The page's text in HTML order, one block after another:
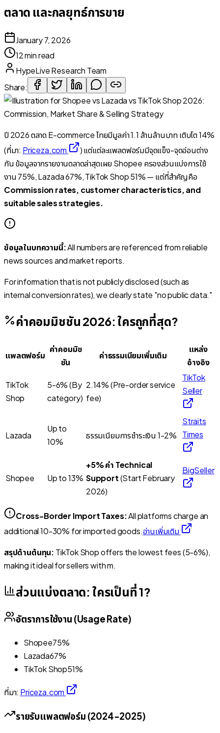
ตลาด และกลยุทธ์การขาย
January 7, 2026
12 min read
HypeLive Research Team
Share:
ปี 2026 ตลาด E-commerce ไทยมีมูลค่า 1.1 ล้านล้านบาท เติบโต 14%
(ที่มา: Priceza.com
) แต่แต่ละแพลตฟอร์มมีจุดแข็ง-จุดอ่อนต่าง
กัน ข้อมูลจากรายงานตลาดล่าสุดเผย Shopee ครองส่วนแบ่งการใช้
งาน 75%, Lazada 67%, TikTok Shop 51% — แต่ที่สำคัญคือ
Commission rates, customer characteristics, and
suitable sales strategies.
ข้อมูลในบทความนี้:All numbers are referenced from reliable
news sources and market reports.
For information that is not publicly disclosed (such as
internal conversion rates), we clearly state "no public data."
ค่าคอมมิชชัน 2026: ใครถูกที่สุด?
แพลตฟอร์ม
ค่าคอมมิช
ชัน
ค่าธรรมเนียมเพิ่มเติม
แหล่ง
อ้างอิง
TikTok
Shop
5-6%(By
category)
2.14% (Pre-order service
fee)
TikTok
Seller
Lazada
Up to
10%
ธรรมเนียมการชำระเงิน 1-2%
Straits
Times
Shopee Up to 13%
+5% ค่า Technical
Support(Start February
2026)
BigSeller
Cross-Border Import Taxes:All platforms charge an
additional 10-30% for imported goods.อ่านเพิ่มเติม
สรุปด้านต้นทุน: TikTok Shop offers the lowest fees (5-6%),
making it ideal for sellers with m.
ส่วนแบ่งตลาด: ใครเป็นที่ 1?
อัตราการใช้งาน (Usage Rate)
Shopee75%
Lazada67%
TikTok Shop51%
ที่มา: Priceza.com
รายรับแพลตฟอร์ม (2024-2025)